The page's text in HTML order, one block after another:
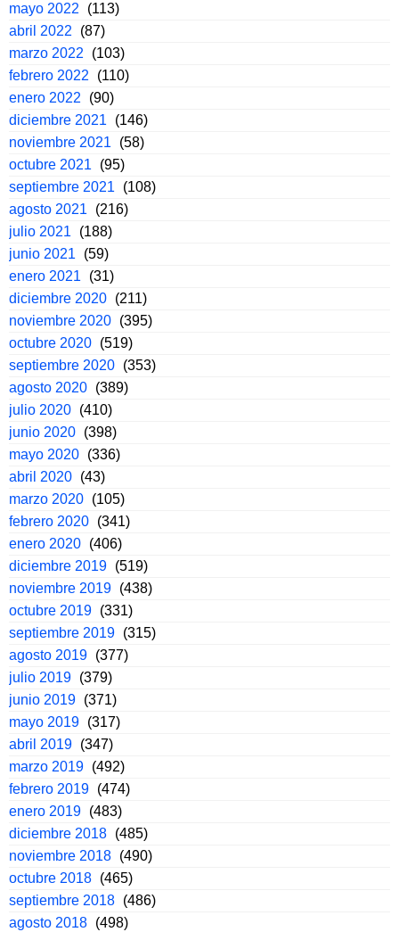
mayo 2022
(113)
abril 2022
(87)
marzo 2022
(103)
febrero 2022
(110)
enero 2022
(90)
diciembre 2021
(146)
noviembre 2021
(58)
octubre 2021
(95)
septiembre 2021
(108)
agosto 2021
(216)
julio 2021
(188)
junio 2021
(59)
enero 2021
(31)
diciembre 2020 (211)
noviembre 2020 (395)
octubre 2020 (519)
septiembre 2020 (353)
agosto 2020 (389)
julio 2020 (410)
junio 2020 (398)
mayo 2020 (336)
abril 2020 (43)
marzo 2020 (105)
febrero 2020 (341)
enero 2020 (406)
diciembre 2019 (519)
noviembre 2019 (438)
octubre 2019 (331)
septiembre 2019 (315)
agosto 2019 (377)
julio 2019 (379)
junio 2019 (371)
mayo 2019 (317)
abril 2019 (347)
marzo 2019 (492)
febrero 2019 (474)
enero 2019 (483)
diciembre 2018 (485)
noviembre 2018 (490)
octubre 2018 (465)
septiembre 2018 (486)
agosto 2018 (498)